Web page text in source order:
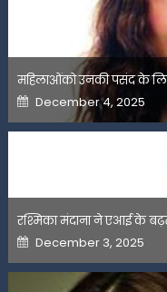
महिलाओंको उनकी पसंद के
Posted
on
December 4, 2025
रश्मिका मंदाना ने एआई के
Posted
on
December 3, 2025